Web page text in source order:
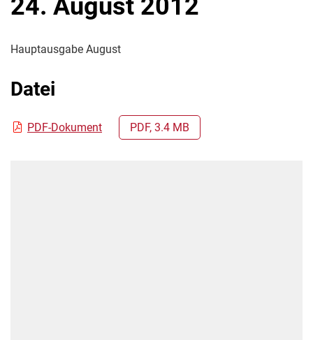
24. August 2012
Hauptausgabe August
Datei
PDF-Dokument PDF, 3.4 MB